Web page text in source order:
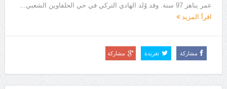
عمر يناهز 97 سنة. وقد وُلد الهادي التركي في حي الحلفاوين الشعبي...
اقرأ المزيد
مشاركة تغريدة مشاركة